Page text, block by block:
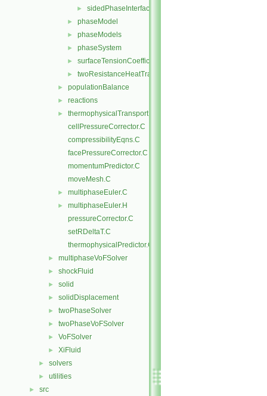
► sidedPhaseInterface
► phaseModel
► phaseModels
► phaseSystem
► surfaceTensionCoefficientModels
► twoResistanceHeatTransfer
► populationBalance
► reactions
►
thermophysicalTransportModels
cellPressureCorrector.C
compressibilityEqns.C
facePressureCorrector.C
momentumPredictor.C
moveMesh.C
► multiphaseEuler.C
►
multiphaseEuler.H
pressureCorrector.C
setRDeltaT.C
thermophysicalPredictor.C
► multiphaseVoFSolver
► shockFluid
► solid
► solidDisplacement
► twoPhaseSolver
► twoPhaseVoFSolver
► VoFSolver
► XiFluid
► solvers
► utilities
► src